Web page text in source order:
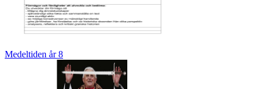
Medeltiden år 8